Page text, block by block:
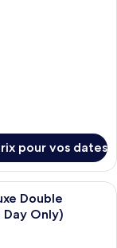
pour vos dates
d’hôtel avec deux lits,
Double
Day Only)